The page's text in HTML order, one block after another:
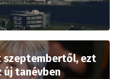
szeptembertől, ezt
új tanévben